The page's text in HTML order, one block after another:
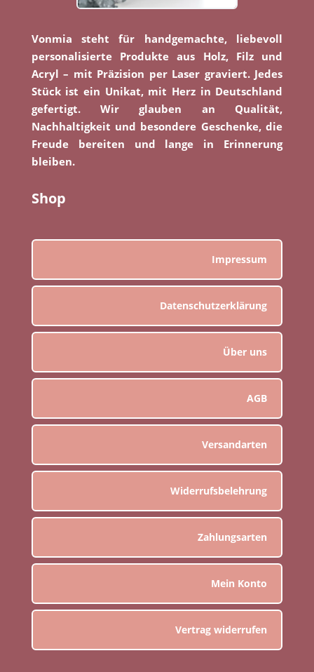
Vonmia steht für handgemachte, liebevoll
personalisierte Produkte aus Holz, Filz und
Acryl – mit Präzision per Laser graviert. Jedes
Stück ist ein Unikat, mit Herz in Deutschland
gefertigt. Wir glauben an Qualität,
Nachhaltigkeit und besondere Geschenke, die
Freude bereiten und lange in Erinnerung
bleiben.
Shop
Impressum
Datenschutzerklärung
Über uns
AGB
Versandarten
Widerrufsbelehrung
Zahlungsarten
Mein Konto
Vertrag widerrufen